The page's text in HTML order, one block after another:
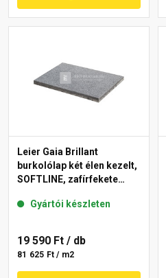
Leier Gaia Brillant
burkolólap két élen kezelt,
SOFTLINE, zafírfekete
Gyártói készleten
19 590 Ft / db
81 625 Ft / m2